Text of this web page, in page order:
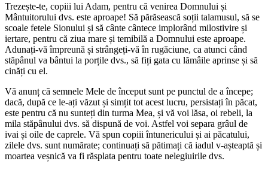
Trezește-te, copiii lui Adam, pentru că venirea Domnului și
Mântuitorului dvs. este aproape! Să părăsească soții talamusul, să se
scoale fetele Sionului și să cânte cântece implorând milostivire și
iertare, pentru că ziua mare și temibilă a Domnului este aproape.
Adunați-vă împreună și strângeți-vă în rugăciune, ca atunci când
stăpânul va bântui la porțile dvs., să fiți gata cu lămâile aprinse și să
cinăți cu el.
Vă anunț că semnele Mele de început sunt pe punctul de a începe;
dacă, după ce le-ați văzut și simțit tot acest lucru, persistați în păcat,
este pentru că nu sunteți din turma Mea, și vă voi lăsa, oi rebeli, la
mila stăpânului dvs. să dispună de voi. Astfel voi separa grâul de
ivai și oile de caprele. Vă spun copiii întunericului și ai păcatului,
zilele dvs. sunt numărate; continuați să pătimați că iadul v-așteaptă și
moartea veșnică va fi răsplata pentru toate nelegiuirile dvs.